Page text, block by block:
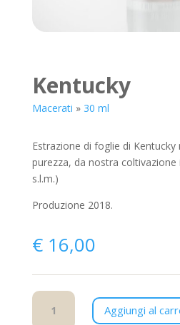
Kentucky
Macerati » 30 ml
Estrazione di foglie di
purezza, da nostra
s.l.m.)
Produzione 2018.
€16,00
Kentucky
quantità
Aggiungi al